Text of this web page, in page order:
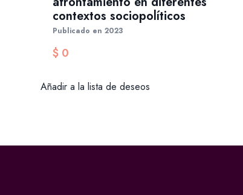
contextos sociopolíticos
Publicado en 2023
$ 0
Añadir a la lista de deseos